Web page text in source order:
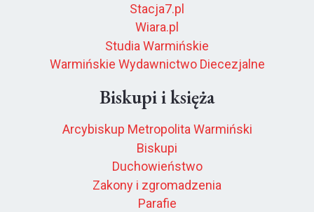
Stacja7.pl
Wiara.pl
Studia Warmińskie
Warmińskie Wydawnictwo Diecezjalne
Biskupi i księża
Arcybiskup Metropolita Warmiński
Biskupi
Duchowieństwo
Zakony i zgromadzenia
Parafie